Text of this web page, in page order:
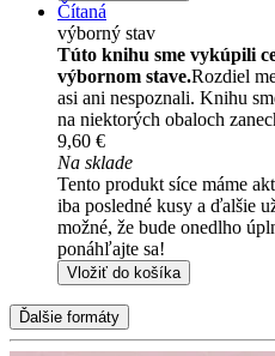
Čítaná
výborný stav
Túto knihu sme vykúpili
výbornom stave.Rozdiel
asi ani nespoznali. Knihu
na niektorých obaloch
9,60 €
Na sklade
Tento produkt síce máme
iba posledné kusy a ďalšie
možné, že bude onedlho
ponáhľajte sa!
Vložiť do košíka
Ďalšie formáty